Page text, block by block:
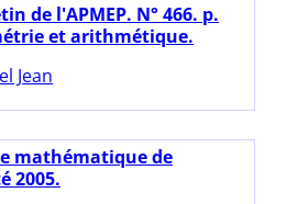
de l'APMEP. N° 466. p.
et arithmétique.
Jean
mathématique de
2005.